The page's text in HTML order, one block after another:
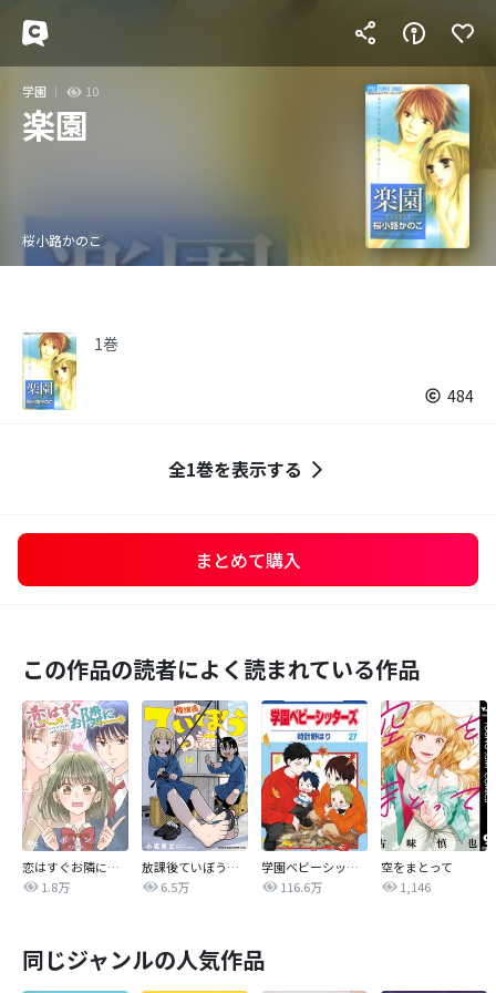
学園 10
楽園
桜小路かのこ
1巻
484
全1巻を表示する
まとめて購入
この作品の読者によく読まれている作品
恋はすぐお隣に【タテヨミ】
1.8万
放課後ていぼう日誌
6.5万
学園ベビーシッターズ
116.6万
空をまとって
1,146
同じジャンルの人気作品